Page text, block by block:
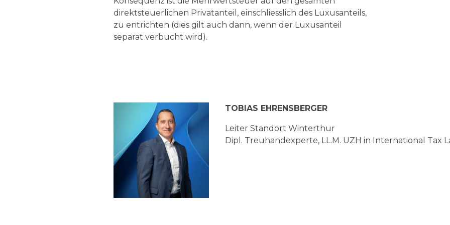
direktsteuerlichen Privatanteil, einschliesslich des Luxusanteils,
zu entrichten (dies gilt auch dann, wenn der Luxusanteil
separat verbucht wird).
TOBIAS EHRENSBERGER
Leiter Standort Winterthur
Dipl. Treuhandexperte, LL.M. UZH in International Tax